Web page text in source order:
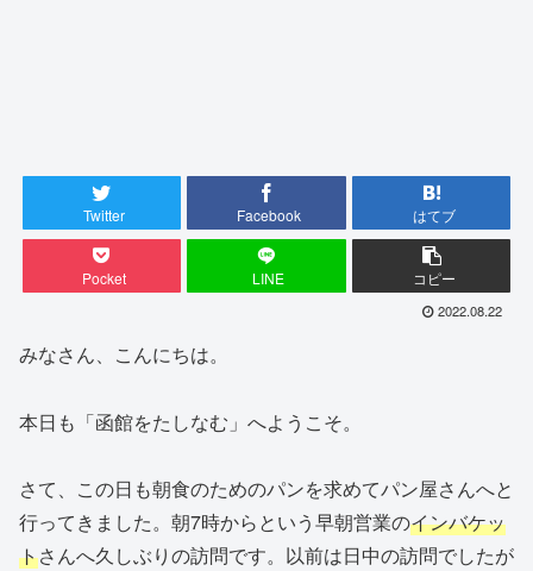
Twitter Facebook はてブ
Pocket LINE コピー
2022.08.22
みなさん、こんにちは。
本日も「函館をたしなむ」へようこそ。
さて、この日も朝食のためのパンを求めてパン屋さんへと
行ってきました。朝7時からという早朝営業のインバケッ
トさんへ久しぶりの訪問です。以前は日中の訪問でしたが